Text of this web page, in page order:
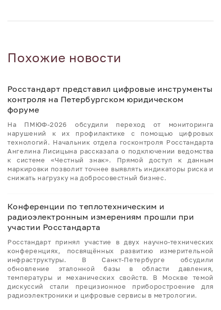
Похожие новости
Росстандарт представил цифровые инструменты
контроля на Петербургском юридическом
форуме
На ПМЮФ-2026 обсудили переход от мониторинга
нарушений к их профилактике с помощью цифровых
технологий. Начальник отдела госконтроля Росстандарта
Ангелина Лисицына рассказала о подключении ведомства
к системе «Честный знак». Прямой доступ к данным
маркировки позволит точнее выявлять индикаторы риска и
снижать нагрузку на добросовестный бизнес.
Конференции по теплотехническим и
радиоэлектронным измерениям прошли при
участии Росстандарта
Росстандарт принял участие в двух научно-технических
конференциях, посвящённых развитию измерительной
инфраструктуры. В Санкт-Петербурге обсудили
обновление эталонной базы в области давления,
температуры и механических свойств. В Москве темой
дискуссий стали прецизионное приборостроение для
радиоэлектроники и цифровые сервисы в метрологии.